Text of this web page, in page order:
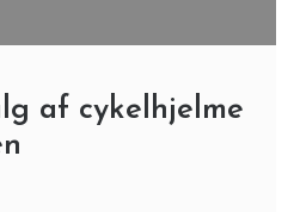
af cykelhjelme